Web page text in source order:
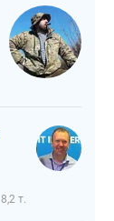
8,2 т.